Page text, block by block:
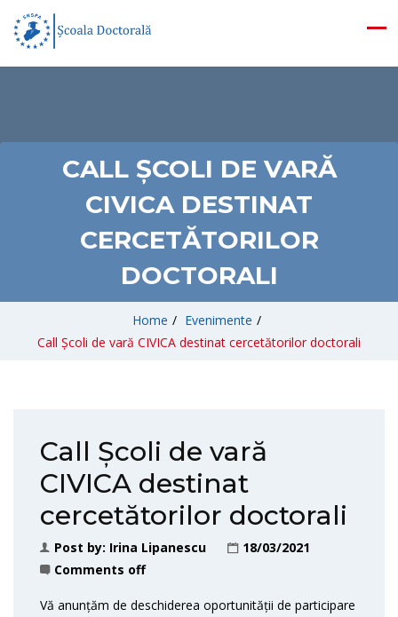
CALL ȘCOLI DE VARĂ
CIVICA DESTINAT
CERCETĂTORILOR
DOCTORALI
Home / Evenimente /
Call Școli de vară CIVICA destinat cercetătorilor doctorali
Call Școli de vară
CIVICA destinat
cercetătorilor doctorali
Post by: Irina Lipanescu
18/03/2021
Comments off
Vă anunțăm de deschiderea oportunității de participare